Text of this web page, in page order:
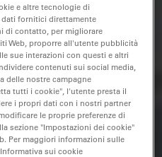
e altre tecnologie di
fornitici direttamente
di contatto, per migliorare
Web, proporre all'utente pubblicità
sue interazioni con questi e altri
contenuti sui social media,
delle nostre campagne
tutti i cookie", l'utente presta il
i propri dati con i nostri partner
le proprie preferenze di
sezione "Impostazioni dei cookie"
Per maggiori informazioni sulle
sui cookie